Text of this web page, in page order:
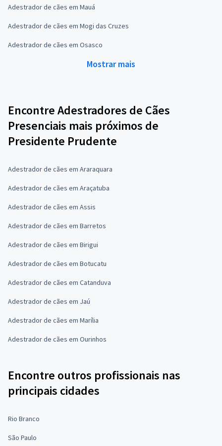
Adestrador de cães em Mauá
Adestrador de cães em Mogi das Cruzes
Adestrador de cães em Osasco
Mostrar mais
Encontre Adestradores de Cães
Presenciais mais próximos de
Presidente Prudente
Adestrador de cães em Araraquara
Adestrador de cães em Araçatuba
Adestrador de cães em Assis
Adestrador de cães em Barretos
Adestrador de cães em Birigui
Adestrador de cães em Botucatu
Adestrador de cães em Catanduva
Adestrador de cães em Jaú
Adestrador de cães em Marília
Adestrador de cães em Ourinhos
Encontre outros profissionais nas
principais cidades
Rio Branco
São Paulo